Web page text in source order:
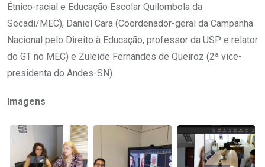
Étnico-racial e Educação Escolar Quilombola da
Secadi/MEC), Daniel Cara (Coordenador-geral da Campanha
Nacional pelo Direito à Educação, professor da USP e relator
do GT no MEC) e Zuleide Fernandes de Queiroz (2ª vice-
presidenta do Andes-SN).
Imagens